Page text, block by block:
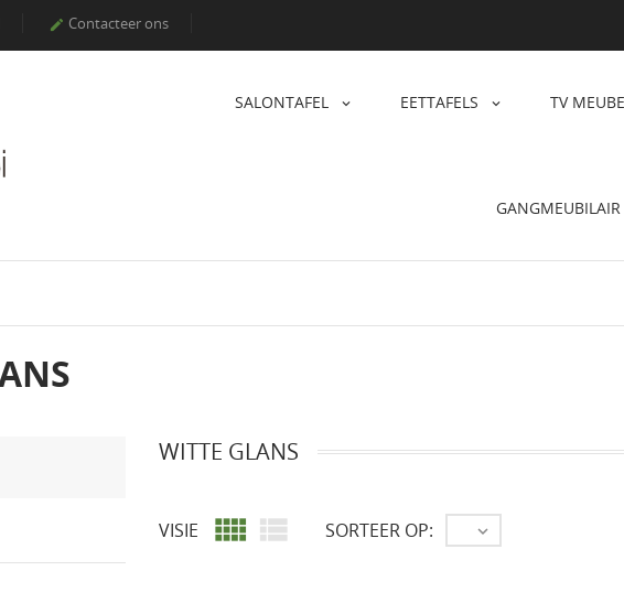
 Contacteer ons
SALONTAFEL EETTAFELS TV
GANGMEUBILAIR
WITTE GLANS
VISIE   SORTEER OP: 